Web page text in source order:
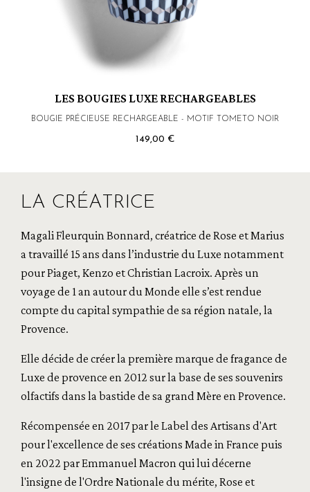
LES BOUGIES LUXE RECHARGEABLES
BOUGIE PRÉCIEUSE RECHARGEABLE - MOTIF TOMETO NOIR
149,00 €
LA CRÉATRICE
Magali Fleurquin Bonnard, créatrice de Rose et Marius
a travaillé 15 ans dans l’industrie du Luxe notamment
pour Piaget, Kenzo et Christian Lacroix. Après un
voyage de 1 an autour du Monde elle s’est rendue
compte du capital sympathie de sa région natale, la
Provence.
Elle décide de créer la première marque de fragance de
Luxe de provence en 2012 sur la base de ses souvenirs
olfactifs dans la bastide de sa grand Mère en Provence.
Récompensée en 2017 par le Label des Artisans d'Art
pour l'excellence de ses créations Made in France puis
en 2022 par Emmanuel Macron qui lui décerne
l'insigne de l'Ordre Nationale du mérite, Rose et